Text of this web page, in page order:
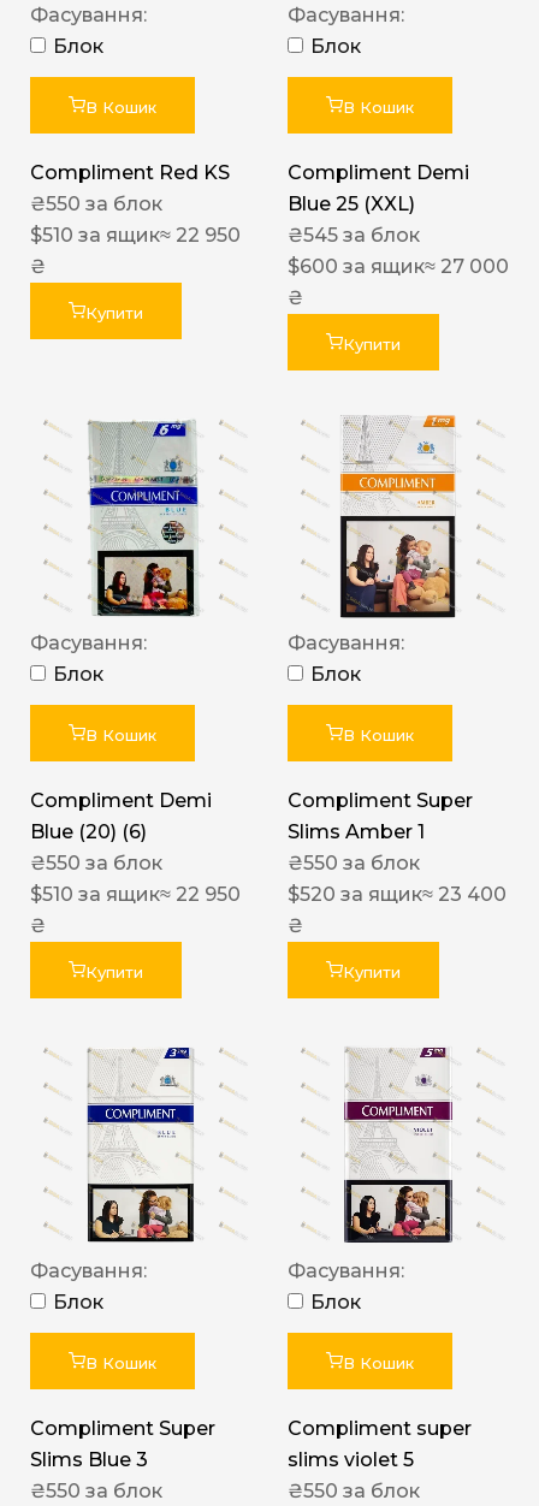
Фасування:
Блок
В Кошик
Compliment Red KS
₴550 за блок
$510 за ящик≈ 22 950
₴
Купити
Фасування:
Блок
В Кошик
Compliment Demi
Blue 25 (XXL)
₴545 за блок
$600 за ящик≈ 27 000
₴
Купити
Фасування:
Блок
В Кошик
Compliment Demi
Blue (20) (6)
₴550 за блок
$510 за ящик≈ 22 950
₴
Купити
Фасування:
Блок
В Кошик
Compliment Super
Slims Amber 1
₴550 за блок
$520 за ящик≈ 23 400
₴
Купити
Фасування:
Блок
В Кошик
Compliment Super
Slims Blue 3
₴550 за блок
Фасування:
Блок
В Кошик
Compliment super
slims violet 5
₴550 за блок